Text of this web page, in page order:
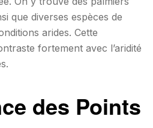
que diverses espèces de
arides. Cette
fortement avec l’aridité
des Points